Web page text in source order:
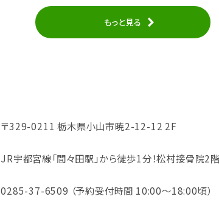
もっと見る
〒329-0211 栃木県小山市暁2-12-12 2F
JR宇都宮線「間々田駅」から徒歩1分！松村接骨院2階
0285-37-6509 （予約受付時間 10:00～18:00頃）